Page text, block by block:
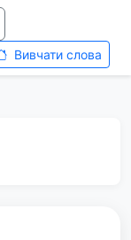
Вивчати слова